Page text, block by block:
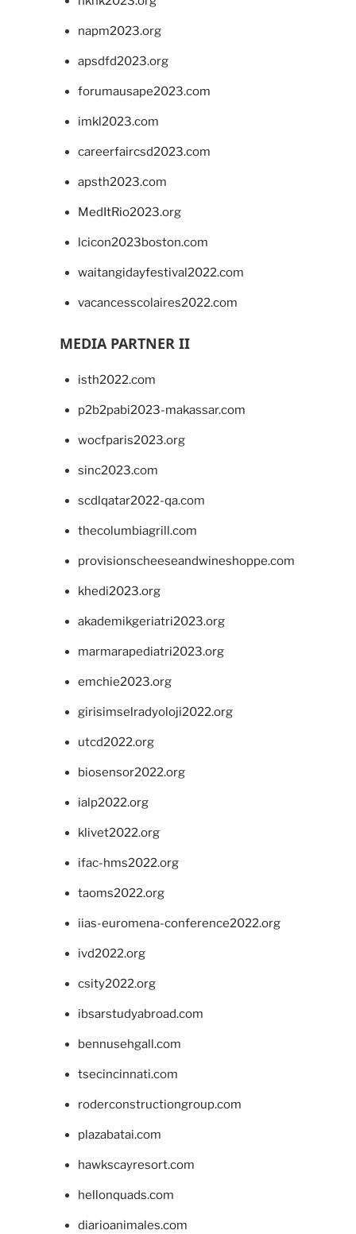
napm2023.org
apsdfd2023.org
forumausape2023.com
imkl2023.com
careerfaircsd2023.com
apsth2023.com
MedItRio2023.org
lcicon2023boston.com
waitangidayfestival2022.com
vacancesscolaires2022.com
MEDIA PARTNER II
isth2022.com
p2b2pabi2023-makassar.com
wocfparis2023.org
sinc2023.com
scdlqatar2022-qa.com
thecolumbiagrill.com
provisionscheeseandwineshoppe.com
khedi2023.org
akademikgeriatri2023.org
marmarapediatri2023.org
emchie2023.org
girisimselradyoloji2022.org
utcd2022.org
biosensor2022.org
ialp2022.org
klivet2022.org
ifac-hms2022.org
taoms2022.org
iias-euromena-conference2022.org
ivd2022.org
csity2022.org
ibsarstudyabroad.com
bennusehgall.com
tsecincinnati.com
roderconstructiongroup.com
plazabatai.com
hawkscayresort.com
hellonquads.com
diarioanimales.com